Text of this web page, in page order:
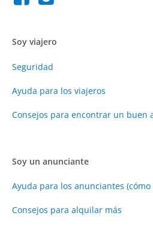
Soy viajero
Seguridad
Ayuda para los viajeros
Consejos para encontrar un buen
Soy un anunciante
Ayuda para los anunciantes
Consejos para alquilar más